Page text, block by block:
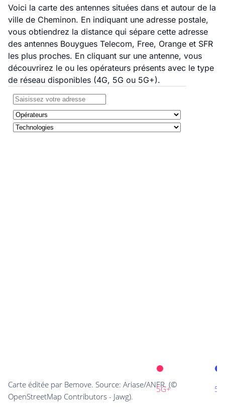
Voici la carte des antennes situées dans et autour de la
ville de Cheminon. En indiquant une adresse postale,
vous obtiendrez la distance qui sépare cette adresse
des antennes Bouygues Telecom, Free, Orange et SFR
les plus proches. En cliquant sur une antenne, vous
découvrirez le ou les opérateurs présents avec le type
de réseau disponibles (4G, 5G ou 5G+).